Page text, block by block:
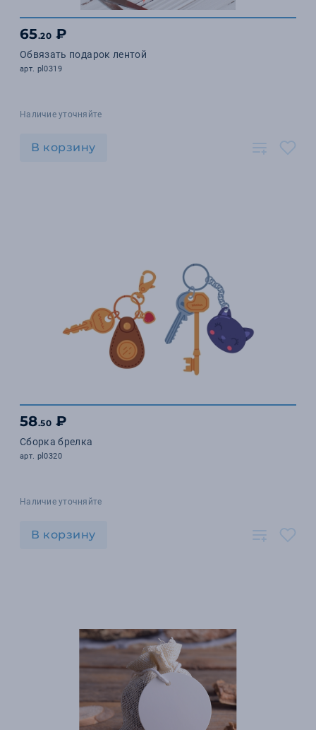
65.20 ₽
Обвязать подарок лентой
арт. pl0319
Наличие уточняйте
В корзину
58.50 ₽
Сборка брелка
арт. pl0320
Наличие уточняйте
В корзину